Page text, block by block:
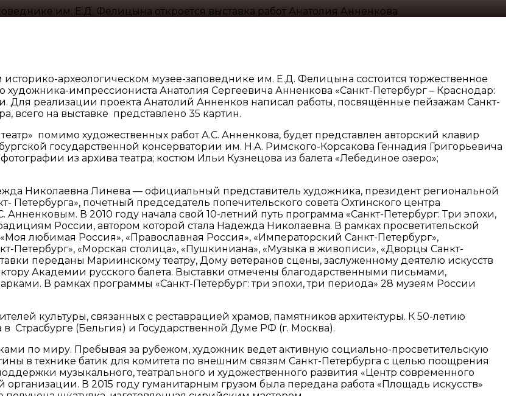
им. Е.Д. Фелицына откроется выставка работ Анатолия Анненкова
историко-археологическом музее-заповеднике им. Е.Д. Фелицына состоится торжественное
художника-импрессиониста Анатолия Сергеевича Анненкова «Санкт-Петербург – Краснодар:
Для реализации проекта Анатолий Анненков написал работы, посвящённые пейзажам Санкт-
всего на выставке представлено 35 картин.
помимо художественных работ А.С. Анненкова, будет представлен авторский клавир
государственной консерватории им. Н.А. Римского-Корсакова Геннадия Григорьевича
из архива театра; костюм Ильи Кузнецова из балета «Лебединое озеро»;
Николаевна Линева — официальный представитель художника, президент региональной
почетный председатель попечительского совета Охтинского центра
Анненковым. В 2010 году начала свой 10-летний путь программа «Санкт-Петербург: Три эпохи,
России, автором которой стала Надежда Николаевна. В рамках просветительской
любимая Россия», «Православная Россия», «Императорский Санкт-Петербург»,
Петербург», «Морская столица», «Пушкиниана», «Музыка в живописи», «Дворцы Санкт-
переданы Мариинскому театру, Дому ветеранов сцены, заслуженному деятелю искусств
Академии русского балета. Выставки отмечены благодарственными письмами,
В рамках программы «Санкт-Петербург: три эпохи, три периода» 28 музеям России
культуры, связанных с реставрацией храмов, памятников архитектуры. К 50-летию
Страсбурге (Бельгия) и Государственной Думе РФ (г. Москва).
по миру. Пребывая за рубежом, художник ведет активную социально-просветительскую
в технике батик для комитета по внешним связям Санкт-Петербурга с целью поощрения
музыкального, театрального и художественного развития «Центр современного
В 2015 году гуманитарным грузом была передана работа «Площадь искусств»